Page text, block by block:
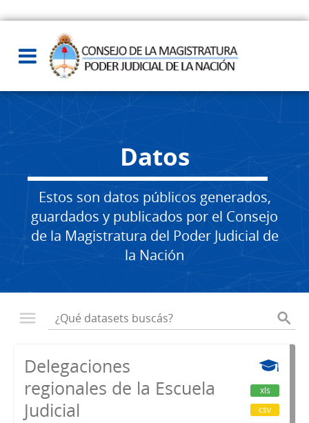
Datos
Estos son datos públicos generados,
guardados y publicados por el Consejo
de la Magistratura del Poder Judicial de
la Nación
Delegaciones
regionales de la Escuela
Judicial
xls
csv